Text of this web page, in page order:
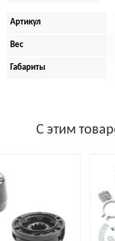
Артикул
Вес
Габариты
С этим